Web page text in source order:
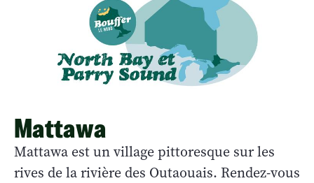
Mattawa
Mattawa est un village pittoresque sur les
rives de la rivière des Outaouais. Rendez-vous